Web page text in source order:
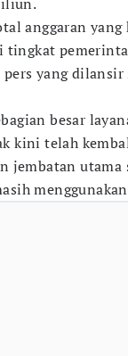
anggaran yang
tingkat
yang dilansir
besar
kini telah
jembatan utama